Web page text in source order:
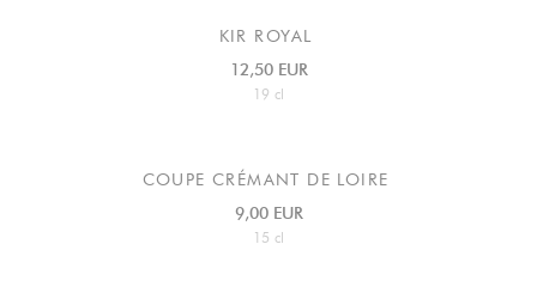
KIR ROYAL
12,50 EUR
19 cl
COUPE CRÉMANT DE LOIRE
9,00 EUR
15 cl